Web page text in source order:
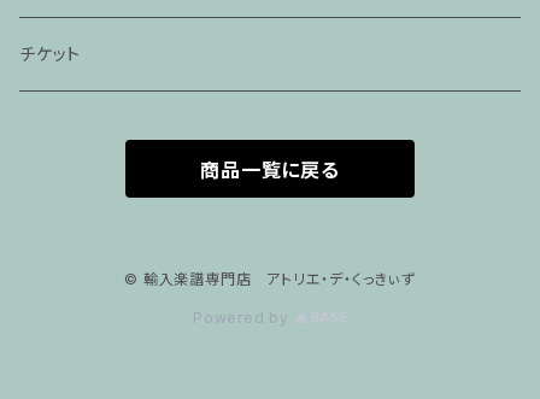
家族割プラン
家族割適用プラン2
声楽ピアノ４５分レッスン
ヴァイオリンピアノ６０分レッスン
アパレル
チケット
商品一覧に戻る
© 輸入楽譜専門店 アトリエ・デ・くっきぃず
Powered by